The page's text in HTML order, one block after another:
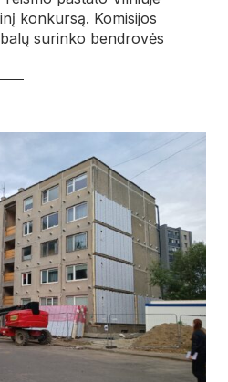
konkursą. Komisijos
surinko bendrovės